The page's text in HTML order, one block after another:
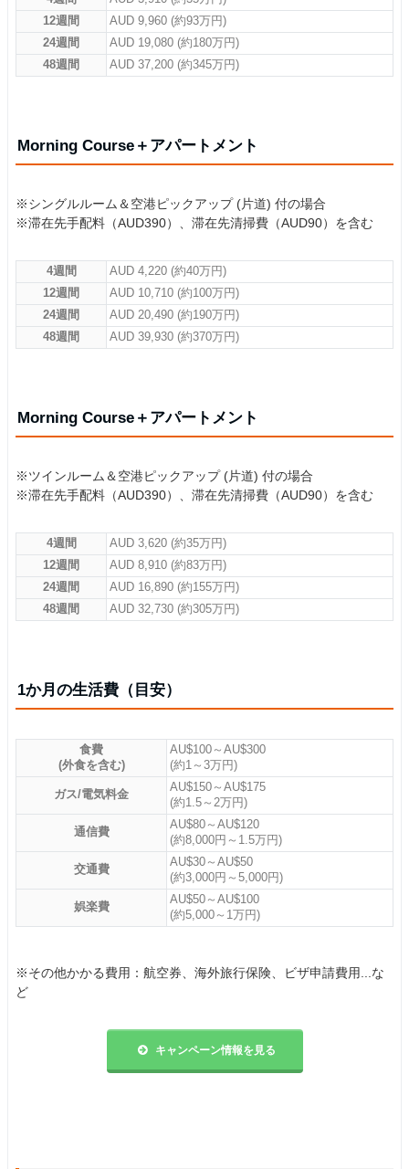
12週間
AUD 9,960 (約93万円)
24週間
AUD 19,080 (約180万円)
48週間
AUD 37,200 (約345万円)
Morning Course＋アパートメント
※シングルルーム＆空港ピックアップ (片道) 付の場合
※滞在先手配料（AUD390）、滞在先清掃費（AUD90）を含む
4週間
AUD 4,220 (約40万円)
12週間
AUD 10,710 (約100万円)
24週間
AUD 20,490 (約190万円)
48週間
AUD 39,930 (約370万円)
Morning Course＋アパートメント
※ツインルーム＆空港ピックアップ (片道) 付の場合
※滞在先手配料（AUD390）、滞在先清掃費（AUD90）を含む
4週間
AUD 3,620 (約35万円)
12週間
AUD 8,910 (約83万円)
24週間
AUD 16,890 (約155万円)
48週間
AUD 32,730 (約305万円)
1か月の生活費（目安）
食費
(外食を含む)
AU$100～AU$300
(約1～3万円)
ガス/電気料金
AU$150～AU$175
(約1.5～2万円)
通信費
AU$80～AU$120
(約8,000円～1.5万円)
交通費
AU$30～AU$50
(約3,000円～5,000円)
娯楽費
AU$50～AU$100
(約5,000～1万円)
※その他かかる費用：航空券、海外旅行保険、ビザ申請費用...な
ど
キャンペーン情報を見る